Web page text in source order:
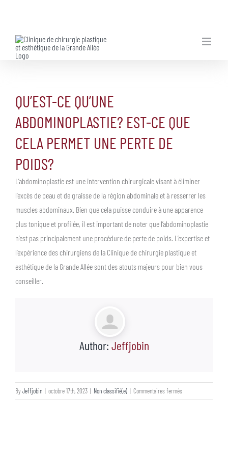
content
QU’EST-CE QU’UNE
ABDOMINOPLASTIE? EST-CE QUE
CELA PERMET UNE PERTE DE
POIDS?
L’abdominoplastie est une intervention chirurgicale visant à éliminer
l’excès de peau et de graisse de la région abdominale et à resserrer les
muscles abdominaux. Bien que cela puisse conduire à une apparence
plus tonique et profilée, il est important de noter que l’abdominoplastie
n’est pas principalement une procédure de perte de poids. L’expertise et
l’expérience des chirurgiens de la Clinique de chirurgie plastique et
esthétique de la Grande Allée sont des atouts majeurs pour bien vous
conseiller.
Author: Jeffjobin
ByJeffjobin | octobre 17th, 2023 | Non classifié(e) | Commentaires ferméssur
Qu’est-